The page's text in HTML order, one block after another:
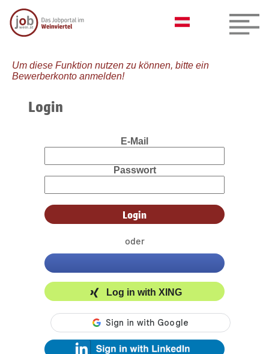
Um diese Funktion nutzen zu können, bitte ein
Bewerberkonto anmelden!
Login
E-Mail
Passwort
oder
Log in with XING